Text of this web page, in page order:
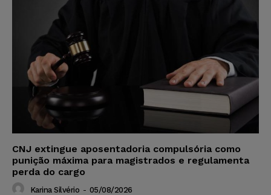
CNJ extingue aposentadoria compulsória como
punição máxima para magistrados e regulamenta
perda do cargo
Karina Silvério - 05/08/2026